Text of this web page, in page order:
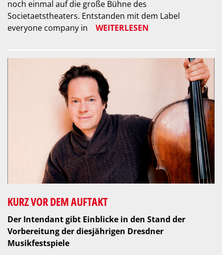
noch einmal auf die große Bühne des
Societaetstheaters. Entstanden mit dem Label
everyone company in
WEITERLESEN
KURZ VOR DEM AUFTAKT
Der Intendant gibt Einblicke in den Stand der
Vorbereitung der diesjährigen Dresdner
Musikfestspiele